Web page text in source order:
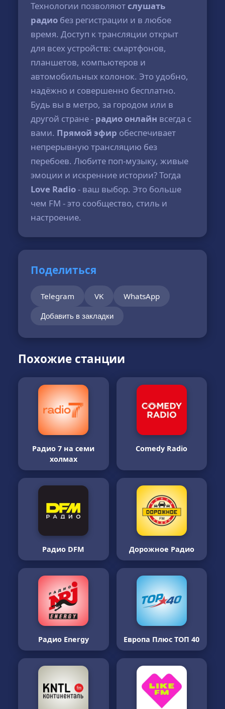
Технологии позволяют слушать
радио без регистрации и в любое
время. Доступ к трансляции открыт
для всех устройств: смартфонов,
планшетов, компьютеров и
автомобильных колонок. Это удобно,
надёжно и совершенно бесплатно.
Будь вы в метро, за городом или в
другой стране - радио онлайн всегда с
вами. Прямой эфир обеспечивает
непрерывную трансляцию без
перебоев. Любите поп-музыку, живые
эмоции и искренние истории? Тогда
Love Radio- ваш выбор. Это больше
чем FM - это сообщество, стиль и
настроение.
Поделиться
Telegram VK WhatsApp
Добавить в закладки
Похожие станции
Радио 7 на семи
холмах
Comedy Radio
Радио DFM Дорожное Радио
Радио Energy Европа Плюс ТОП 40